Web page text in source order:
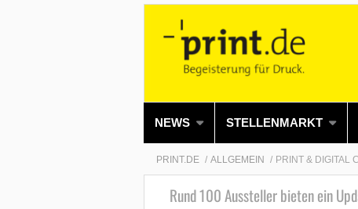
NEWS STELLENMARKT
PRINT.DE ALLGEMEIN PRINT & DIGITAL
Rund 100 Aussteller bieten ein